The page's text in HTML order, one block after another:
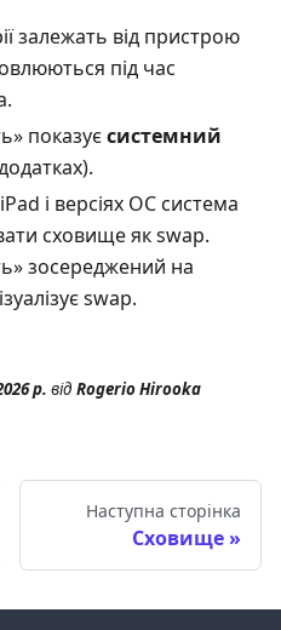
залежать від пристрою
під час
показуєсистемний
і версіях ОС система
сховище як swap.
зосереджений на
swap.
р. від Rogerio Hirooka
Наступна сторінка
Сховище